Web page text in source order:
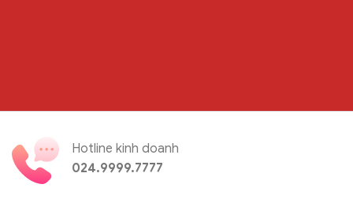
Hotline kinh doanh
024.9999.7777